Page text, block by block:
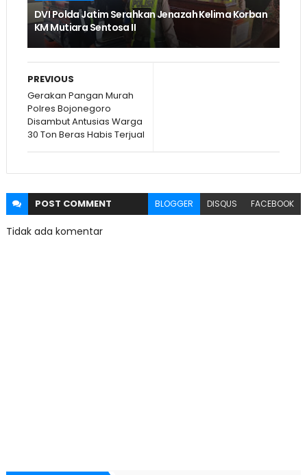
DVI Polda Jatim Serahkan Jenazah Kelima Korban
KM Mutiara Sentosa II
PREVIOUS
Gerakan Pangan Murah
Polres Bojonegoro
Disambut Antusias Warga
30 Ton Beras Habis Terjual
POST COMMENT BLOGGER DISQUS FACEBOOK
Tidak ada komentar